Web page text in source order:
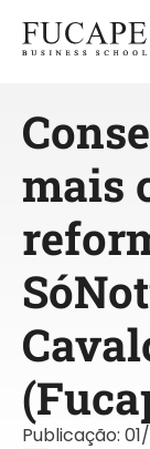
mais
Publicação: